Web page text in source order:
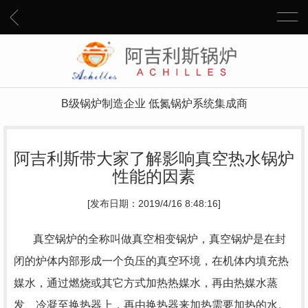
B级锅炉制造企业 低氮锅炉系统集成商
阿吉利斯带大家了解影响真空热水锅炉
性能的因素
[发布日期：2019/4/16 8:48:16]
真空锅炉的全称叫做真空相变锅炉，真空锅炉是在封
闭的炉体内部形成一个负压的真空环境，在机体内填充热
媒水，通过燃烧或其它方式加热热媒水，再由热媒水蒸
发、冷凝至换热器上，再由换热器来加热需要加热的水。